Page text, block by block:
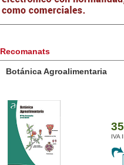
Recomanats
Botánica Agroalimentaria
IVA